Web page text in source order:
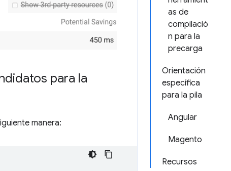
as de
compilació
n para la
precarga
Orientación
específica
para la pila
Angular
Magento
Recursos
para la
manera: